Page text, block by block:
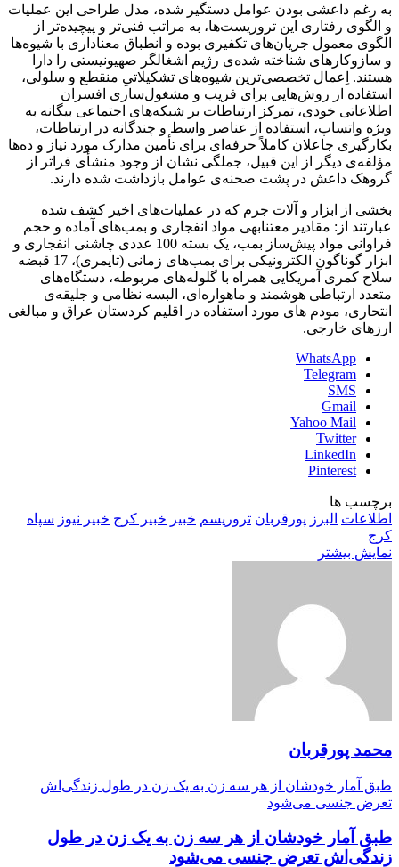
به رغم داعشی بودن عوامل دستگیر شده، مدل طراحی این عملیات
و الگوی رفتاری این تروریست‌ها، به مراتب فنی‌تر و پیچیده‌تر از
الگوی معمول جریان‌های تکفیری بوده و انطباق معناداری با شیوه‌ها
و سازوکارهای شناخته شده‌ی رژیم اشغالگر صهیونیستی را دارا
هستند. اِعمال تخصصی‌ترین شیوه‌های تشکیلاتیِ منقطع و سلولی،
استفاده از روش‌هایی برای فریب و مشغول‌سازی افسران
اطلاعاتی خودی، تمرکز ارتباطات بر شبکه‌های اجتماعی بیگانه به
ویژه واتساپ، استفاده از عناصر واسط و چندگانه در ارتباطات،
بکارگیری جاعلان کاملاً حرفه‌ای برای تأمین مدارک مورد نیاز و ده‌ها
مؤلفه‌ی دیگر از این قبیل، جملگی نشان از وجود منشأی فراتر از
گروهک داعش در پشت صحنه‌ی عوامل بازداشت شده دارند.
بخشی از ابزار و آلات جرم که در عملیات‌های اخیر کشف شده‌
عبارتند از: مقادیر معتنابهی مواد انفجاری و بمب‌های آماده و حجم
فراوانی مواد پیش‌ساز بمب، یک بسته 100 عددی چاشنی انفجاری و
ابزار گوناگون الکترونیکی برای بمب‌های زمانی (تایمری)، 17 قبضه
سلاح کمری آمریکایی همراه با گلوله‌های مربوطه، دستگاه‌های
متعدد ارتباطی هوشمند و ماهواره‌ای، البسه نظامی و جلیقه‌ی
انتحاری، مودم های مورد استفاده در اقلیم کردستان عراق و مبالغی
ارزهای خارجی.
WhatsApp
Telegram
SMS
Gmail
Yahoo Mail
Twitter
LinkedIn
Pinterest
برچسب ها
اطلاعات البرز پورقربان تروریسم خبیر خبیر کرج خبیر نیوز سپاه
کرج
نمایش بیشتر
محمد پورقربان
طبق آمار خودشان از هر سه زن به یک زن در طول زندگی‌ا‌ش
تعرض جنسی می‌شود
طبق آمار خودشان از هر سه زن به یک زن در طول
زندگی‌ا‌ش تعرض جنسی می‌شود